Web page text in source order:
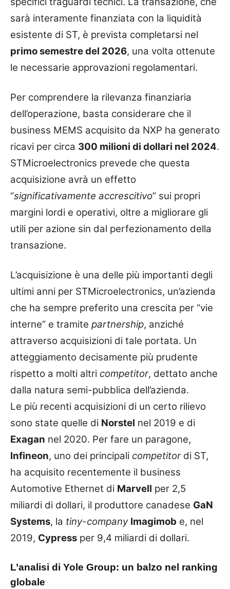
sarà interamente finanziata con la liquidità
esistente di ST, è prevista completarsi nel
primo semestre del 2026, una volta ottenute
le necessarie approvazioni regolamentari.
Per comprendere la rilevanza finanziaria
dell’operazione, basta considerare che il
business MEMS acquisito da NXP ha generato
ricavi per circa 300 milioni di dollari nel 2024.
STMicroelectronics prevede che questa
acquisizione avrà un effetto
“significativamente accrescitivo” sui propri
margini lordi e operativi, oltre a migliorare gli
utili per azione sin dal perfezionamento della
transazione.
L’acquisizione è una delle più importanti degli
ultimi anni per STMicroelectronics, un’azienda
che ha sempre preferito una crescita per “vie
interne” e tramite partnership, anziché
attraverso acquisizioni di tale portata. Un
atteggiamento decisamente più prudente
rispetto a molti altri competitor, dettato anche
dalla natura semi-pubblica dell’azienda.
Le più recenti acquisizioni di un certo rilievo
sono state quelle di Norstel nel 2019 e di
Exagan nel 2020. Per fare un paragone,
Infineon, uno dei principali competitordi ST,
ha acquisito recentemente il business
Automotive Ethernet di Marvell per 2,5
miliardi di dollari, il produttore canadese GaN
Systems, la tiny-company Imagimob e, nel
2019, Cypress per 9,4 miliardi di dollari.
L’analisi di Yole Group: un balzo nel ranking
globale